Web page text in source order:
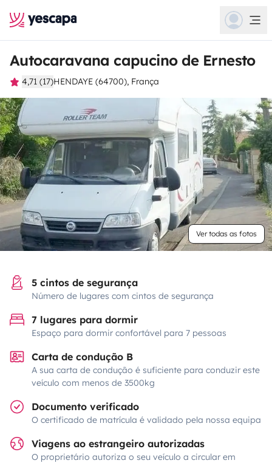
Autocaravana capucino de Ernesto
4,71 (17)HENDAYE (64700), França
Ver todas as fotos
5 cintos de segurança
Número de lugares com cintos de segurança
7 lugares para dormir
Espaço para dormir confortável para 7 pessoas
Carta de condução B
A sua carta de condução é suficiente para conduzir este
veículo com menos de 3500kg
Documento verificado
O certificado de matrícula é validado pela nossa equipa
Viagens ao estrangeiro autorizadas
O proprietário autoriza o seu veículo a circular em